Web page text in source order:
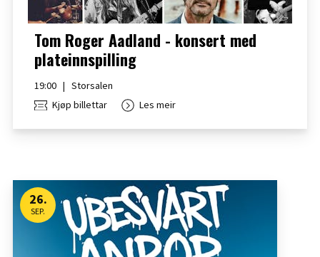
Tom Roger Aadland - konsert med
plateinnspilling
19:00 | Storsalen
Kjøp billettar
Les meir
26.
SEP.